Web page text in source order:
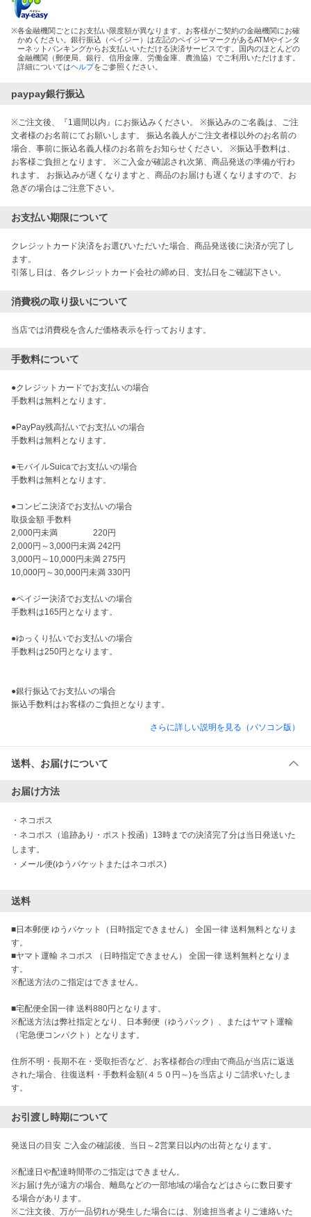
※各金融機関ごとにお支払い限度額が異なります。お客様がご契約の金融機関にお確
かめください。銀行振込（ペイジー）は左記のペイジーマークがあるATMやインタ
ーネットバンキングからお支払いいただける決済サービスです。国内のほとんどの
金融機関（郵便局、銀行、信用金庫、労働金庫、農漁協）でご利用いただけます。
詳細についてはヘルプをご参照ください。
paypay銀行振込
※ご注文後、『1週間以内』にお振込みください。 ※振込みのご名義は、ご注
文者様のお名前にてお願いします。 振込名義人がご注文者様以外のお名前の
場合、事前に振込名義人様のお名前をお知らせください。 ※振込手数料は、
お客様ご負担となります。 ※ご入金が確認され次第、商品発送の準備が行わ
れます。 お振込みが遅くなりますと、商品のお届けも遅くなりますので、お
急ぎの場合はご注意下さい。
お支払い期限について
クレジットカード決済をお選びいただいた場合、商品発送後に決済が完了し
ます。
引落し日は、各クレジットカード会社の締め日、支払日をご確認下さい。
消費税の取り扱いについて
当店では消費税を含んだ価格表示を行っております。
手数料について
●クレジットカードでお支払いの場合
手数料は無料となります。
●PayPay残高払いでお支払いの場合
手数料は無料となります。
●モバイルSuicaでお支払いの場合
手数料は無料となります。
●コンビニ決済でお支払いの場合
取扱金額 手数料
2,000円未満 　　　　220円
2,000円～3,000円未満 242円
3,000円～10,000円未満 275円
10,000円～30,000円未満 330円
●ペイジー決済でお支払いの場合
手数料は165円となります。
●ゆっくり払いでお支払いの場合
手数料は250円となります。
●銀行振込でお支払いの場合
振込手数料はお客様のご負担となります。
さらに詳しい説明を見る（パソコン版）
送料、お届けについて
お届け方法
・ ネコポス
・ ネコポス（追跡あり・ポスト投函）13時までの決済完了分は当日発送いた
します。
・ メール便(ゆうパケットまたはネコポス)
送料
■日本郵便 ゆうパケット（日時指定できません） 全国一律 送料無料となりま
す。
■ヤマト運輸 ネコポス （日時指定できません） 全国一律 送料無料となりま
す。
※配送方法のご指定はできません。
■宅配便全国一律 送料880円となります。
※配送方法は弊社指定となり、日本郵便（ゆうパック）、またはヤマト運輸
（宅急便コンパクト）となります。
住所不明・長期不在・受取拒否など、お客様都合の理由で商品が当店に返送
された場合、往復送料・手数料金額(４５０円～)を当店よりご請求いたしま
お引渡し時期について
発送日の目安 ご入金の確認後、当日～2営業日以内の出荷となります。
※配達日や配達時間帯のご指定はできません。
※お届け先が遠方の場合、離島などの一部地域の場合などはさらに数日要す
る場合があります。
※ご注文後、万が一品切れが発生した場合には、別途担当者よりご連絡いた